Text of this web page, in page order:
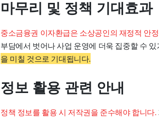
마무리 및 정책 기대효과
중소금융권 이자환급은 소상공인의 재정적 안
부담에서 벗어나 사업 운영에 더욱 집중할 수
을 미칠 것으로 기대됩니다.
정보 활용 관련 안내
정책 정보를 활용 시 저작권을 준수해야 합니다.